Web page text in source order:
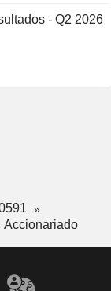
- Q2 2026
Accionariado